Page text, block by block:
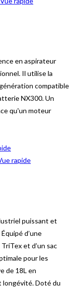
en aspirateur
Il utilise la
compatible
NX300. Un
qu'un moteur
rapide
puissant et
d’une
et d’un sac
pour les
de 18L en
longévité. Doté du